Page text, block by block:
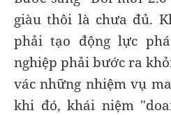
giàu thôi là chưa đủ.
phải tạo động lực
nghiệp phải bước ra
vác những nhiệm vụ
khi đó, khái niệm